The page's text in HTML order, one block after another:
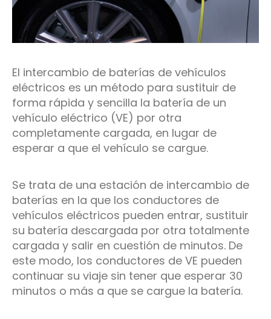
El intercambio de baterías de vehículos
eléctricos es un método para sustituir de
forma rápida y sencilla la batería de un
vehículo eléctrico (VE) por otra
completamente cargada, en lugar de
esperar a que el vehículo se cargue.
Se trata de una estación de intercambio de
baterías en la que los conductores de
vehículos eléctricos pueden entrar, sustituir
su batería descargada por otra totalmente
cargada y salir en cuestión de minutos. De
este modo, los conductores de VE pueden
continuar su viaje sin tener que esperar 30
minutos o más a que se cargue la batería.